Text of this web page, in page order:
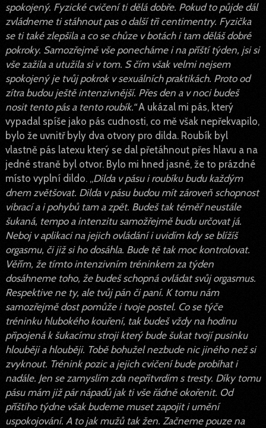
spokojený. Fyzické cvičení ti dělá dobře. Pokud to půjde dál
zvládneme ti stáhnout pas o další tři centimentry. Fyzička
se ti také zlepšila a co se chůze v botách i tam děláš dobré
pokroky. Samozřejmě vše ponecháme i na příští týden, jsi si
vše zažila a utužila si v tom. S čím však velmi nejsem
spokojený je tvůj pokrok v sexuálních praktikách. Proto od
zítra budou ještě intenzivnější. Přes den a v noci budeš
nosit tento pás a tento roubík.“A ukázal mi pás, který
vypadal spíše jako pás cudnosti, co mě však nepřekvapilo,
bylo že uvnitř byly dva otvory pro dilda. Roubík byl
vlastně pás latexu který se dal přetáhnout přes hlavu a na
jedné straně byl otvor. Bylo mi hned jasné, že to prázdné
místo vyplní dildo. „Dilda v pásu i roubíku budu každým
dnem zvětšovat. Dilda v pásu budou mít zároveň schopnost
vibrací a i pohybů tam a zpět. Budeš tak téměř neustále
šukaná, tempo a intenzitu samožřejmě budu určovat já.
Neboj v aplikaci na jejich ovládání i uvidím kdy se blížíš
orgasmu, či již si ho dosáhla. Bude tě tak moc kontrolovat.
Věřím, že tímto intenzivním tréninkem za týden
dosáhneme toho, že budeš schopná ovládat svůj orgasmus.
Respektive ne ty, ale tvůj pán či paní. K tomu nám
samozřejmě dost pomůže i tvoje postel. Co se týče
tréninku hlubokého kouření, tak budeš vždy na hodinu
připojená k šukacímu stroji který bude šukat tvojí pusinku
hlouběji a hlouběji. Tobě bohužel nezbude nic jiného než si
zvyknout. Trénink pozic a jejich cvičení bude probíhat i
nadále. Jen se zamyslím zda nepřitvrdím s tresty. Díky tomu
pásu mám již pár nápadů jak ti vše řádně okořenit. Od
příštího týdne však budeme muset zapojit i umění
uspokojování. A to jak mužů tak žen. Začneme pouze na